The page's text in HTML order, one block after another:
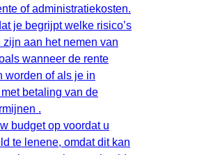
of administratiekosten.
je begrijpt welke risico’s
zijn aan het nemen van
wanneer de rente
worden of als je in
betaling van de
.
budget op voordat u
te lenene, omdat dit kan